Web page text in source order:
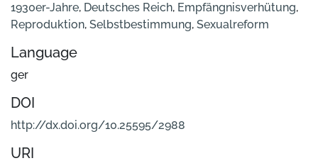
1930er-Jahre, Deutsches Reich, Empfängnisverhütung,
Reproduktion, Selbstbestimmung, Sexualreform
Language
ger
DOI
http://dx.doi.org/10.25595/2988
URI